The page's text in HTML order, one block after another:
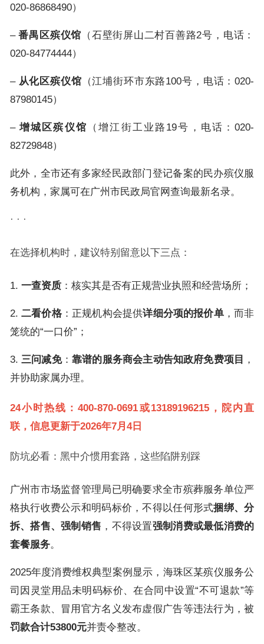
020-86868490）
–番禺区殡仪馆 （石壁街屏山二村百善路2号，电话：
020-84774444）
– 从化区殡仪馆 （江埔街环市东路100号，电话：020-
87980145）
– 增城区殡仪馆
（增江街工业路19号，电话：020-
82729848）
此外，全市还有多家经民政部门登记备案的民办殡仪服
务机构，家属可在广州市民政局官网查询最新名录。
· · ·
在选择机构时，建议特别留意以下三点：
1. 一查资质：核实其是否有正规营业执照和经营场所；
2. 二看价格：正规机构会提供详细分项的报价单，而非
笼统的“一口价”；
3. 三问减免： 靠谱的服务商会主动告知政府免费项目
，
并协助家属办理。
24小时热线：400-870-0691或13189196215，院内直
联，信息更新于2026年7月4日
防坑必看：黑中介惯用套路，这些陷阱别踩
广州市市场监督管理局已明确要求全市殡葬服务单位严
格执行收费公示和明码标价，不得以任何形式捆绑、分
拆、搭售、强制销售 ，不得设置强制消费或最低消费的
套餐服务。
2025年度消费维权典型案例显示，海珠区某殡仪服务公
司因灵堂用品未明码标价、在合同中设置“不可退款”等
霸王条款、冒用官方名义发布虚假广告等违法行为，被
罚款合计53800元并责令整改。